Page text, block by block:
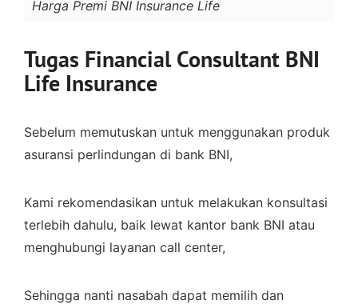
Harga Premi BNI Insurance Life
Tugas Financial Consultant BNI
Life Insurance
Sebelum memutuskan untuk menggunakan produk
asuransi perlindungan di bank BNI,
Kami rekomendasikan untuk melakukan konsultasi
terlebih dahulu, baik lewat kantor bank BNI atau
menghubungi layanan call center,
Sehingga nanti nasabah dapat memilih dan